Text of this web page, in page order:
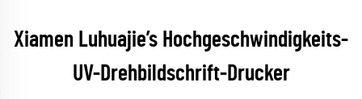
Xiamen Luhuajie’s Hochgeschwindigkeits-
UV-Drehbildschrift-Drucker